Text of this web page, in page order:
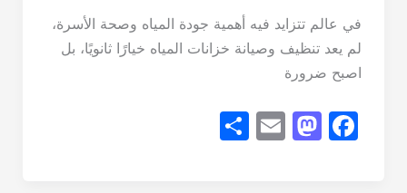
في عالم تتزايد فيه أهمية جودة المياه وصحة الأسرة،
لم يعد تنظيف وصيانة خزانات المياه خيارًا ثانويًا، بل
اصبح ضرورة
F
M
E
S